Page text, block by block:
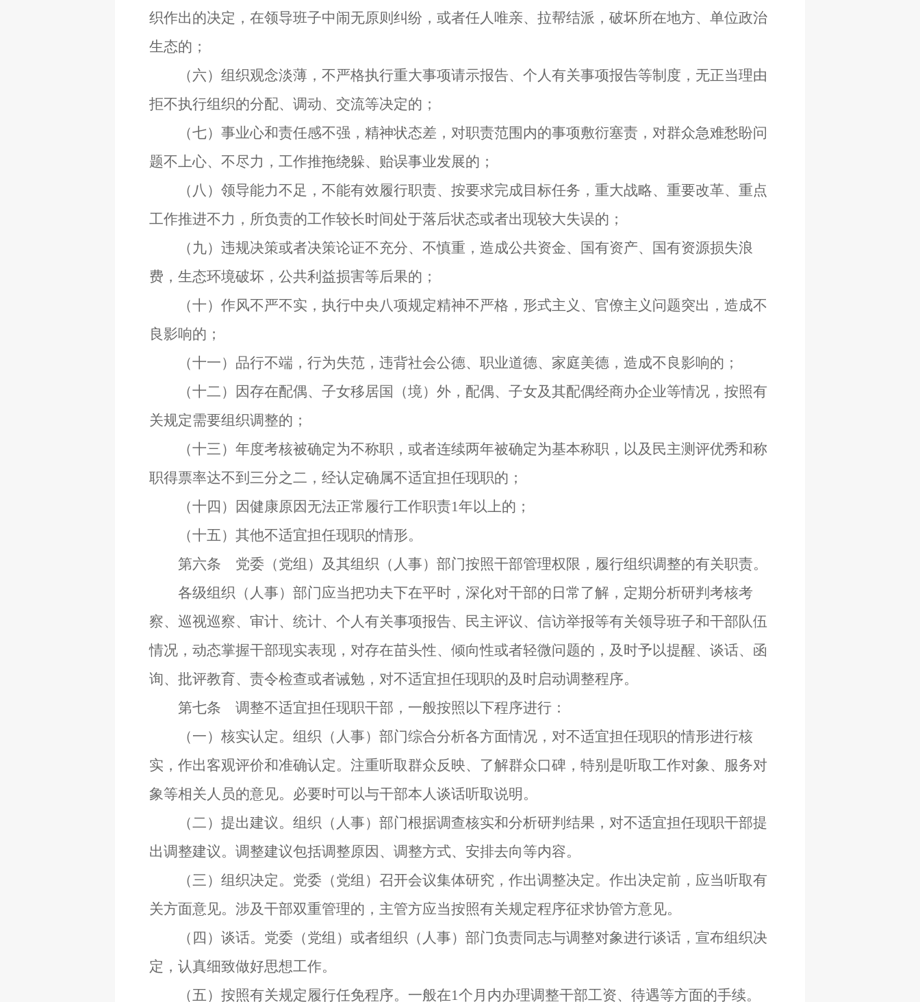
织作出的决定，在领导班子中闹无原则纠纷，或者任人唯亲、拉帮结派，破坏所在地方、单位政治
生态的；
（六）组织观念淡薄，不严格执行重大事项请示报告、个人有关事项报告等制度，无正当理由
拒不执行组织的分配、调动、交流等决定的；
（七）事业心和责任感不强，精神状态差，对职责范围内的事项敷衍塞责，对群众急难愁盼问
题不上心、不尽力，工作推拖绕躲、贻误事业发展的；
（八）领导能力不足，不能有效履行职责、按要求完成目标任务，重大战略、重要改革、重点
工作推进不力，所负责的工作较长时间处于落后状态或者出现较大失误的；
（九）违规决策或者决策论证不充分、不慎重，造成公共资金、国有资产、国有资源损失浪
费，生态环境破坏，公共利益损害等后果的；
（十）作风不严不实，执行中央八项规定精神不严格，形式主义、官僚主义问题突出，造成不
良影响的；
（十一）品行不端，行为失范，违背社会公德、职业道德、家庭美德，造成不良影响的；
（十二）因存在配偶、子女移居国（境）外，配偶、子女及其配偶经商办企业等情况，按照有
关规定需要组织调整的；
（十三）年度考核被确定为不称职，或者连续两年被确定为基本称职，以及民主测评优秀和称
职得票率达不到三分之二，经认定确属不适宜担任现职的；
（十四）因健康原因无法正常履行工作职责1年以上的；
（十五）其他不适宜担任现职的情形。
第六条 党委（党组）及其组织（人事）部门按照干部管理权限，履行组织调整的有关职责。
各级组织（人事）部门应当把功夫下在平时，深化对干部的日常了解，定期分析研判考核考
察、巡视巡察、审计、统计、个人有关事项报告、民主评议、信访举报等有关领导班子和干部队伍
情况，动态掌握干部现实表现，对存在苗头性、倾向性或者轻微问题的，及时予以提醒、谈话、函
询、批评教育、责令检查或者诫勉，对不适宜担任现职的及时启动调整程序。
第七条 调整不适宜担任现职干部，一般按照以下程序进行：
（一）核实认定。组织（人事）部门综合分析各方面情况，对不适宜担任现职的情形进行核
实，作出客观评价和准确认定。注重听取群众反映、了解群众口碑，特别是听取工作对象、服务对
象等相关人员的意见。必要时可以与干部本人谈话听取说明。
（二）提出建议。组织（人事）部门根据调查核实和分析研判结果，对不适宜担任现职干部提
出调整建议。调整建议包括调整原因、调整方式、安排去向等内容。
（三）组织决定。党委（党组）召开会议集体研究，作出调整决定。作出决定前，应当听取有
关方面意见。涉及干部双重管理的，主管方应当按照有关规定程序征求协管方意见。
（四）谈话。党委（党组）或者组织（人事）部门负责同志与调整对象进行谈话，宣布组织决
定，认真细致做好思想工作。
（五）按照有关规定履行任免程序。一般在1个月内办理调整干部工资、待遇等方面的手续。